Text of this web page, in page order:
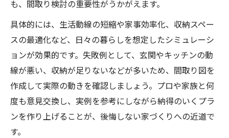
も、間取り検討の重要性がうかがえます。
具体的には、生活動線の短縮や家事効率化、収納スペー
スの最適化など、日々の暮らしを想定したシミュレーシ
ョンが効果的です。失敗例として、玄関やキッチンの動
線が悪い、収納が足りないなどが多いため、間取り図を
作成して実際の動きを確認しましょう。プロや家族と何
度も意見交換し、実例を参考にしながら納得のいくプラ
ンを作り上げることが、後悔しない家づくりへの近道で
す。